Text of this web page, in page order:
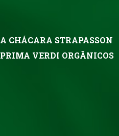
A CHÁCARA STRAPASSON
PRIMA VERDI ORGÂNICOS